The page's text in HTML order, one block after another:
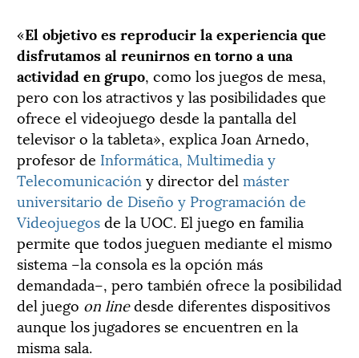
«El objetivo es reproducir la experiencia que
disfrutamos al reunirnos en torno a una
actividad en grupo, como los juegos de mesa,
pero con los atractivos y las posibilidades que
ofrece el videojuego desde la pantalla del
televisor o la tableta», explica Joan Arnedo,
profesor de Informática, Multimedia y
Telecomunicación y director del máster
universitario de Diseño y Programación de
Videojuegosde la UOC. El juego en familia
permite que todos jueguen mediante el mismo
sistema –la consola es la opción más
demandada–, pero también ofrece la posibilidad
del juego on linedesde diferentes dispositivos
aunque los jugadores se encuentren en la
misma sala.